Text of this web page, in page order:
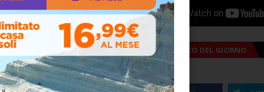
ALMANACCO DEL GIORNO